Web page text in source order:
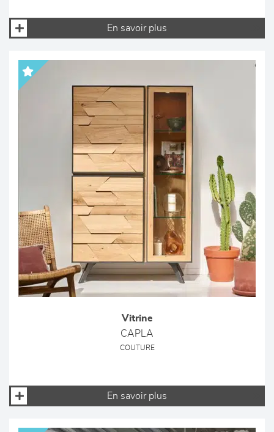
En savoir plus
Vitrine
CAPLA
COUTURE
En savoir plus